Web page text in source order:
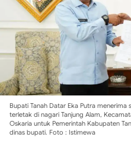
Bupati Tanah Datar Eka Putra menerima
terletak di nagari Tanjung Alam,
Oskaria untuk Pemerintah Kabupaten
dinas bupati. Foto : Istimewa